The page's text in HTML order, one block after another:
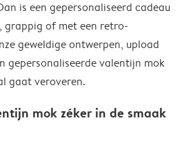
voor deze kosten. Je kunt
je lokale douane-autoriteiten
kosten moeten worden betaald
is een gepersonaliseerd cadeau
grappig of met een retro-
geweldige ontwerpen, upload
gepersonaliseerde valentijn mok
gaat veroveren.
mok zéker in de smaak